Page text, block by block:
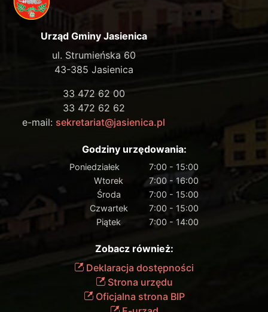
Urząd Gminy Jasienica
ul. Strumieńska 60
43-385 Jasienica
33 472 62 00
33 472 62 62
e-mail: sekretariat@jasienica.pl
Godziny urzędowania:
Poniedziałek
7:00 - 15:00
Wtorek
7:00 - 16:00
Środa
7:00 - 15:00
Czwartek
7:00 - 15:00
Piątek
7:00 - 14:00
Zobacz również:
Deklaracja dostępności
Strona urzędu
Oficjalna strona BIP